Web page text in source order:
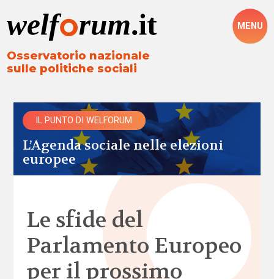
Osservatorio nazionale
sulle politiche sociali
MENU
IL PUNTO DI WELFORUM
L’Agenda sociale nelle elezioni
europee
Le sfide del
Parlamento Europeo
per il prossimo